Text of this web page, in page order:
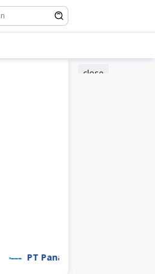
close
Panasonic Manufacturing